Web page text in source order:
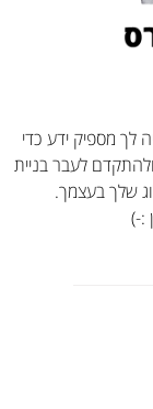
לך מספיק ידע כדי
לעבר בניית
שלך בעצמך.
:-)